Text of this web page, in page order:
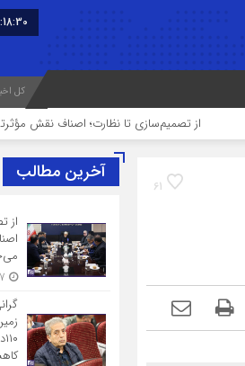
کل
از تصمیم‌سازی تا نظارت؛ اصناف نقش مؤثرتری در
61
آخرین مطالب
از